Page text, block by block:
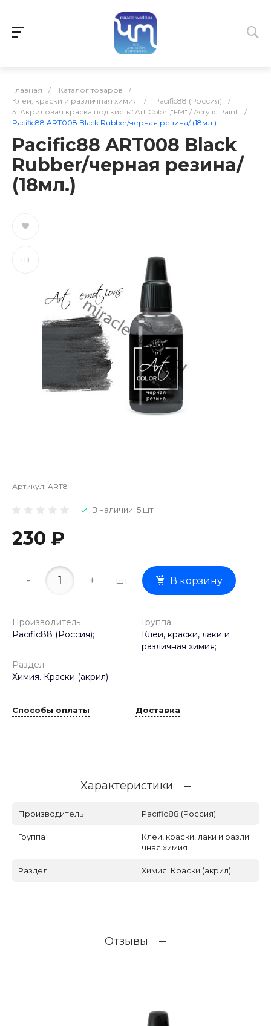
Главная / Каталог товаров
/
Клеи, краски и различная химия
/ Pacific88 (Россия)
/
3. Акриловая краска под кисть "Art Color","FM" / Acrylic Paint
/
Pacific88 ART008 Black Rubber/черная резина/ (18мл.)
Pacific88 ART008 Black
Rubber/черная резина/
(18мл.)
Артикул: ART8
В наличии: 5 шт
230 ₽
- + шт. В корзину
Производитель
Pacific88 (Россия);
Группа
Клеи, краски, лаки и
различная химия;
Раздел
Химия. Краски (акрил);
Способы оплаты Доставка
Характеристики
Производитель Pacific88 (Россия)
Группа
Клеи, краски, лаки и разли
чная химия
Раздел Химия. Краски (акрил)
Отзывы